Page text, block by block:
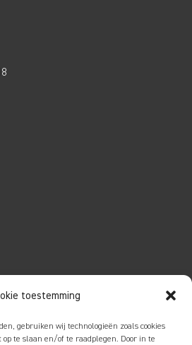
toestemming
gebruiken wij technologieën zoals cookies
te slaan en/of te raadplegen. Door in te